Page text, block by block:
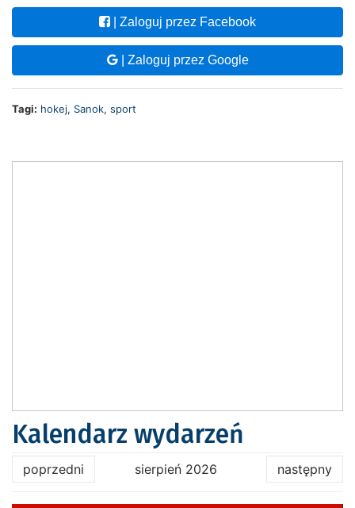
| Zaloguj przez Facebook
| Zaloguj przez Google
Tagi: hokej, Sanok, sport
Kalendarz wydarzeń
poprzedni sierpień 2026 następny